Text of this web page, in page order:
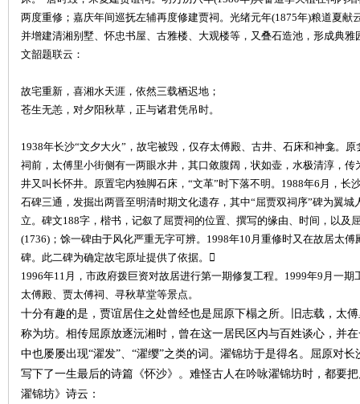
两度重修；嘉庆年间巡抚左辅再度修建贾祠。光绪元年(1875年)粮道夏
并增建清湘别墅、怀忠书屋、古雅楼、大观楼等，又叠石造池，形成典
文韶题联云：
故宅重新，喜湘水天涯，依然三载栖迟地；
苍生无恙，对夕阳秋草，正与诸君凭吊时。
1938年长沙“文夕大火”，故宅被毁，仅存太傅殿、古井、石床和神龛。
祠前，太傅里小街侧有一两眼水井，其口敛腹阔，状如壶，水极清淳，
井又叫长怀井。原置宅内独脚石床，“文革”时下落不明。1988年6月，长
石碑三通，发掘出两晋至明清时期文化遗存，其中“屈贾双祠序”碑为翼
立。碑文188字，楷书，记叙了屈贾祠的位置、撰写的缘由、时间，以及
(1736)；馀一碑由于风化严重无字可辨。1998年10月重修时又在故居太
碑。此二碑为确定故宅原址提供了依据。
1996年11月，市政府拨巨资对故居进行第一期修复工程。1999年9月一
太傅殿、贾太傅祠、寻秋草堂等景点。
十分有趣的是，贾谊居住之处曾经也是屈原下榻之所。旧志载，太
称为坊。相传屈原放逐沅湘时，曾在这一居民区内与百姓谈心，并
中也屡屡出现“濯发”、“濯缨”之类的词。濯锦坊于是得名。屈原对
写下了一生最后的诗篇《怀沙》。难怪古人在吟咏濯锦坊时，都要
濯锦坊》诗云：